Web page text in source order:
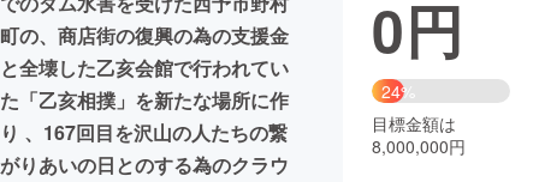
CAMPFIRE for Social Good
CAMPFIRE Creation
CAMPFIREふるさと納税machi-ya コミュニティ
町の、商店街の復興の為の支援金
と全壊した乙亥会館で行われてい
た「乙亥相撲」を新たな場所に作
り 、167回目を沢山の人たちの繋
がりあいの日とのする為のクラウ
0円
24%
目標金額は
8,000,000円